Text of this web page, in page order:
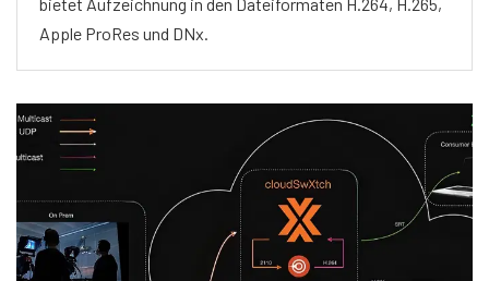
Apple ProRes und DNx.